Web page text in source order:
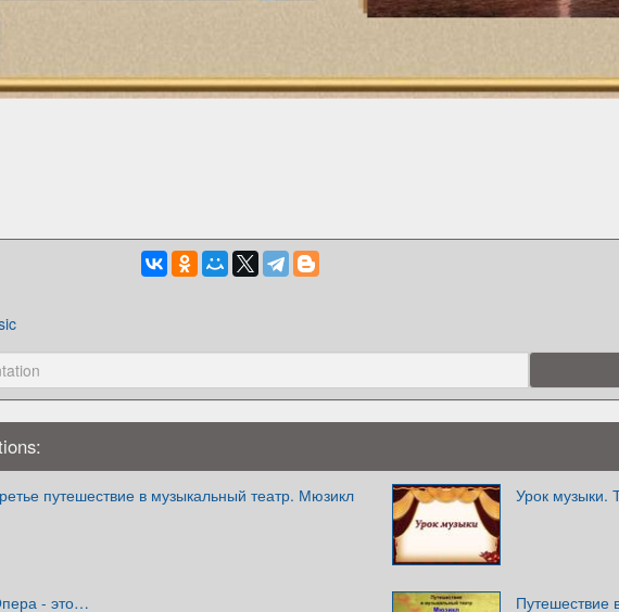
путешествие в музыкальный театр. Мюзикл Урок музыки.
- это… Путешествие